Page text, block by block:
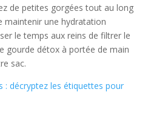
de petites gorgées tout au long
maintenir une hydratation
le temps aux reins de filtrer le
gourde détox à portée de main
sac.
: décryptez les étiquettes pour